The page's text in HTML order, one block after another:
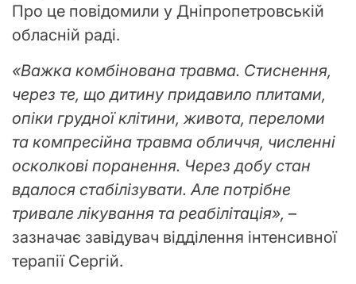
Про це повідомили у Дніпропетровській
обласній раді.
«Важка комбінована травма. Стиснення,
через те, що дитину придавило плитами,
опіки грудної клітини, живота, переломи
та компресійна травма обличчя, численні
осколкові поранення. Через добу стан
вдалося стабілізувати. Але потрібне
тривале лікування та реабілітація», –
зазначає завідувач відділення інтенсивної
терапії Сергій.